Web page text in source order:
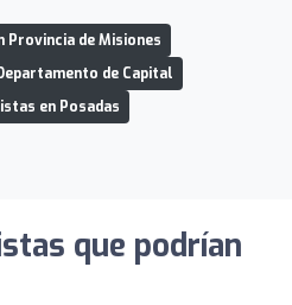
Provincia de Misiones
de Capital
en Posadas
que podrían